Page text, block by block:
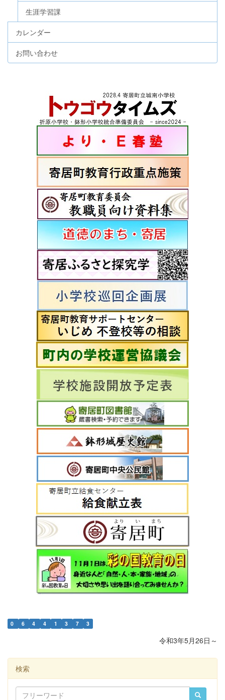
生涯学習課
カレンダー
お問い合わせ
0 6 4 4 1 3 7 3
令和3年5月26日～
検索